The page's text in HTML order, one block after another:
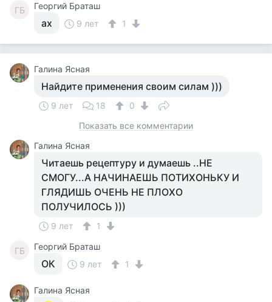
ГБ Георгий Браташ
ах 9 лет 1
Галина Ясная
Найдите применения своим силам )))
9 лет 18
0
Показать все комментарии
Галина Ясная
Читаешь рецептуру и думаешь ..НЕ
СМОГУ...А НАЧИНАЕШЬ ПОТИХОНЬКУ И
ГЛЯДИШЬ ОЧЕНЬ НЕ ПЛОХО
ПОЛУЧИЛОСЬ )))
9 лет 1
ГБ Георгий Браташ
ОК 9 лет 1
Галина Ясная